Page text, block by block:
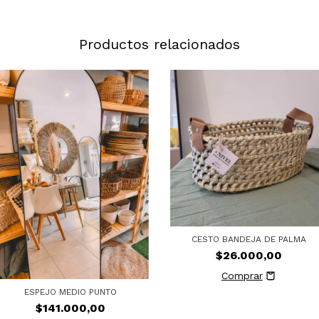
Productos relacionados
ESPEJO MEDIO PUNTO
$141.000,00
CESTO BANDEJA DE PALMA
$26.000,00